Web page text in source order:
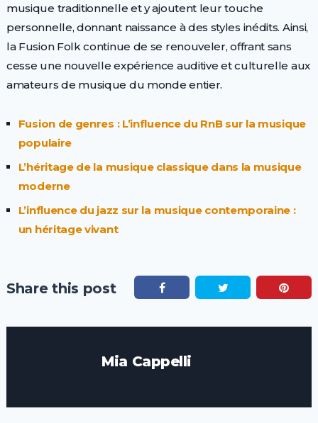
musique traditionnelle et y ajoutent leur touche
personnelle, donnant naissance à des styles inédits. Ainsi,
la Fusion Folk continue de se renouveler, offrant sans
cesse une nouvelle expérience auditive et culturelle aux
amateurs de musique du monde entier.
Fusion de genres : L’influence du RnB sur la musique
populaire
L’héritage de la musique classique dans la musique
moderne
L’influence du jazz sur la musique contemporaine :
un héritage vivant
Share this post
Mia Cappelli